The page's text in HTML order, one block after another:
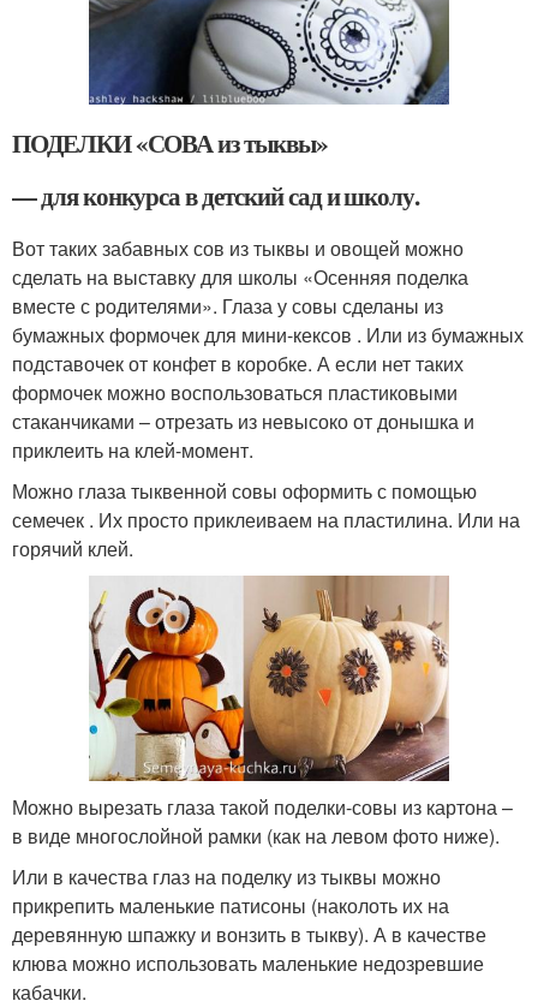
ПОДЕЛКИ «СОВА из тыквы»
— для конкурса в детский сад и школу.
Вот таких забавных сов из тыквы и овощей можно
сделать на выставку для школы «Осенняя поделка
вместе с родителями». Глаза у совы сделаны из
бумажных формочек для мини-кексов . Или из бумажных
подставочек от конфет в коробке. А если нет таких
формочек можно воспользоваться пластиковыми
стаканчиками – отрезать из невысоко от донышка и
приклеить на клей-момент.
Можно глаза тыквенной совы оформить с помощью
семечек . Их просто приклеиваем на пластилина. Или на
горячий клей.
Можно вырезать глаза такой поделки-совы из картона –
в виде многослойной рамки (как на левом фото ниже).
Или в качества глаз на поделку из тыквы можно
прикрепить маленькие патисоны (наколоть их на
деревянную шпажку и вонзить в тыкву). А в качестве
клюва можно использовать маленькие недозревшие
кабачки.